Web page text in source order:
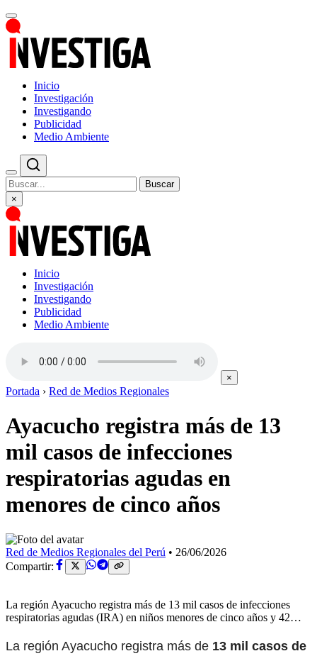
Inicio
Investigación
Investigando
Publicidad
Medio Ambiente
Buscar
×
Inicio
Investigación
Investigando
Publicidad
Medio Ambiente
×
Portada › Red de Medios Regionales
Ayacucho registra más de 13
mil casos de infecciones
respiratorias agudas en
menores de cinco años
Red de Medios Regionales del Perú • 26/06/2026
Compartir:
La región Ayacucho registra más de 13 mil casos de infecciones
respiratorias agudas (IRA) en niños menores de cinco años y 42…
La región Ayacucho registra más de 13 mil casos de